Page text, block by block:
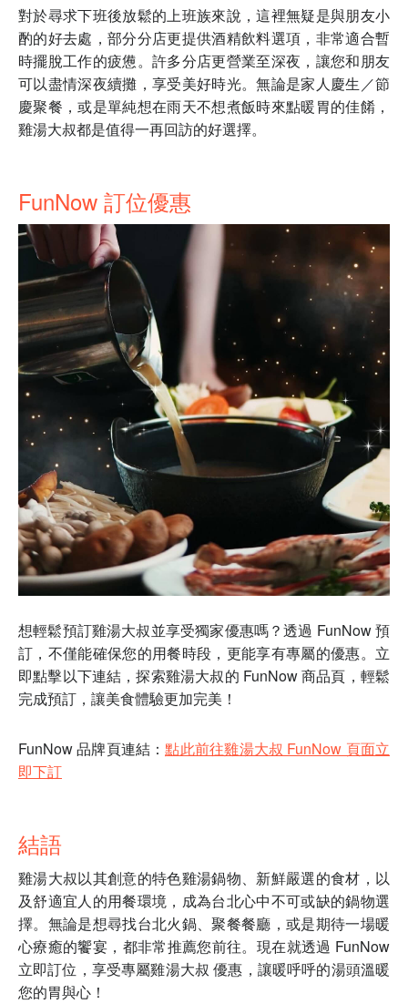
對於尋求下班後放鬆的上班族來說，這裡無疑是與朋友小
酌的好去處，部分分店更提供酒精飲料選項，非常適合暫
時擺脫工作的疲憊。許多分店更營業至深夜，讓您和朋友
可以盡情深夜續攤，享受美好時光。無論是家人慶生／節
慶聚餐，或是單純想在雨天不想煮飯時來點暖胃的佳餚，
雞湯大叔都是值得一再回訪的好選擇。
FunNow 訂位優惠
想輕鬆預訂雞湯大叔並享受獨家優惠嗎？透過 FunNow 預
訂，不僅能確保您的用餐時段，更能享有專屬的優惠。立
即點擊以下連結，探索雞湯大叔的 FunNow 商品頁，輕鬆
完成預訂，讓美食體驗更加完美！
FunNow 品牌頁連結：點此前往雞湯大叔 FunNow 頁面立
即下訂
結語
雞湯大叔以其創意的特色雞湯鍋物、新鮮嚴選的食材，以
及舒適宜人的用餐環境，成為台北心中不可或缺的鍋物選
擇。無論是想尋找台北火鍋、聚餐餐廳，或是期待一場暖
心療癒的饗宴，都非常推薦您前往。現在就透過 FunNow
立即訂位，享受專屬雞湯大叔 優惠，讓暖呼呼的湯頭溫暖
您的胃與心！